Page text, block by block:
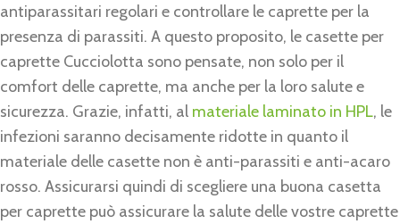
antiparassitari regolari e controllare le caprette per la
presenza di parassiti. A questo proposito, le casette per
caprette Cucciolotta sono pensate, non solo per il
comfort delle caprette, ma anche per la loro salute e
sicurezza. Grazie, infatti, al materiale laminato in HPL, le
infezioni saranno decisamente ridotte in quanto il
materiale delle casette non è anti-parassiti e anti-acaro
rosso. Assicurarsi quindi di scegliere una buona casetta
per caprette può assicurare la salute delle vostre caprette